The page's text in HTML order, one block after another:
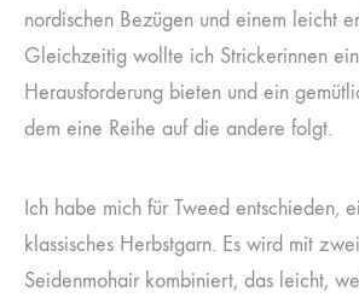
nordischen Bezügen und einem leicht
Gleichzeitig wollte ich Strickerinnen
Herausforderung bieten und ein
dem eine Reihe auf die andere folgt.
Ich habe mich für Tweed entschieden,
klassisches Herbstgarn. Es wird mit
Seidenmohair kombiniert, das leicht,